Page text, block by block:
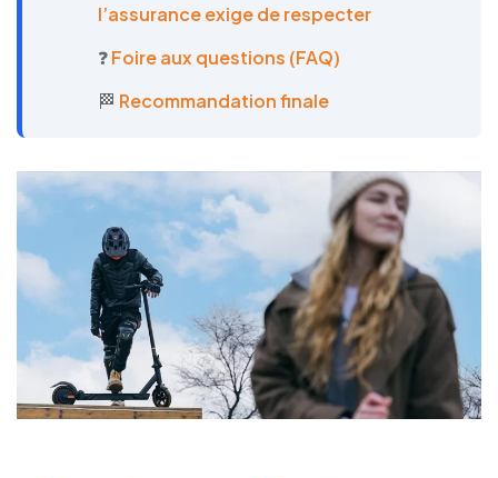
l’assurance exige de respecter
❓Foire aux questions (FAQ)
🏁 Recommandation finale